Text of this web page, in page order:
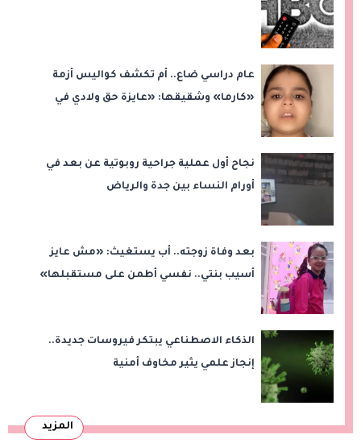
عام دراسي ضاع.. أم تكشف كواليس أزمة
«كارما» وشقيقها: «عايزة حق ولادي في
نجاح أول عملية جراحية روبوتية عن بعد في
أورام النساء بين جدة والرياض
بعد وفاة زوجته.. أب يستغيث: «مش عايز
أسيب بنتي.. نفسي أطمن على مستقبلها»
الذكاء الاصطناعي يبتكر فيروسات جديدة..
إنجاز علمي يثير مخاوف أمنية
المزيد